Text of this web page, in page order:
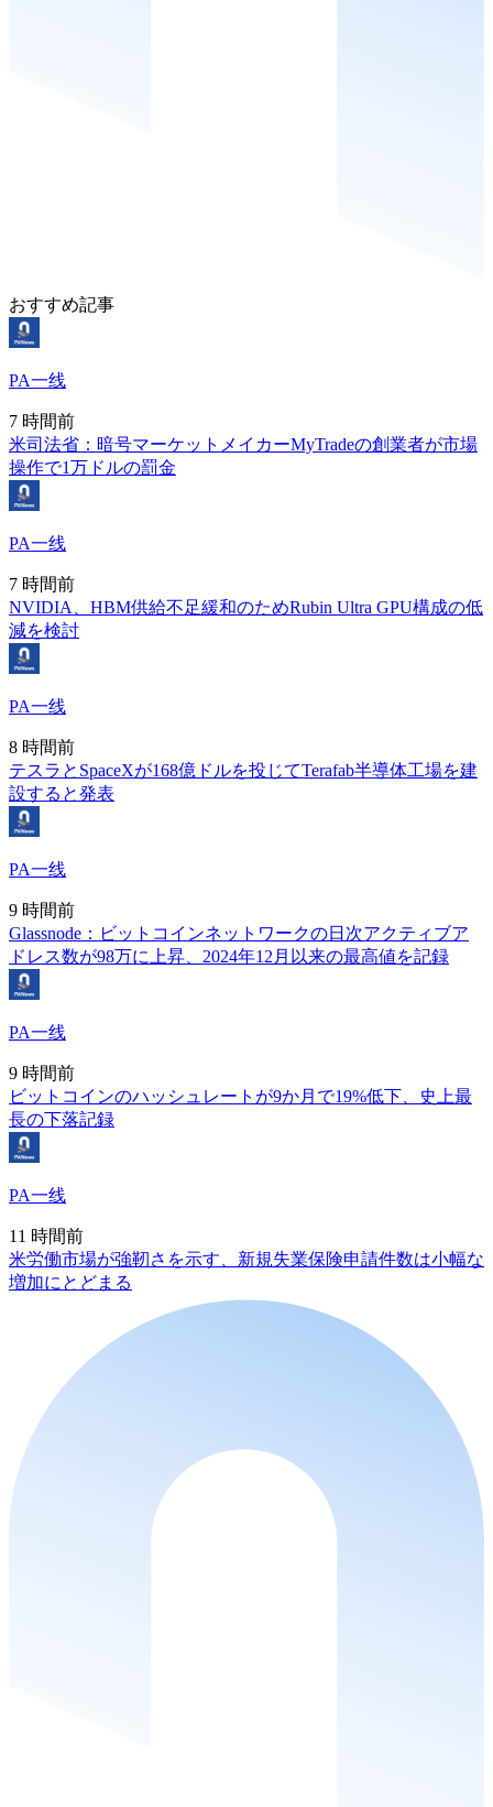
おすすめ記事
PA一线
7 時間前
米司法省：暗号マーケットメイカーMyTradeの創業者が市場
操作で1万ドルの罰金
PA一线
7 時間前
NVIDIA、HBM供給不足緩和のためRubin Ultra GPU構成の低
減を検討
PA一线
8 時間前
テスラとSpaceXが168億ドルを投じてTerafab半導体工場を建
設すると発表
PA一线
9 時間前
Glassnode：ビットコインネットワークの日次アクティブア
ドレス数が98万に上昇、2024年12月以来の最高値を記録
PA一线
9 時間前
ビットコインのハッシュレートが9か月で19%低下、史上最
長の下落記録
PA一线
11 時間前
米労働市場が強靭さを示す、新規失業保険申請件数は小幅な
増加にとどまる